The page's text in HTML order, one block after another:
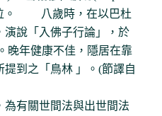
位。 八歲時，在以巴杜
說「入佛子行論」，於
晚年健康不佳，隱居在靠
到之「鳥林 」。(節譯自
有關世間法與出世間法